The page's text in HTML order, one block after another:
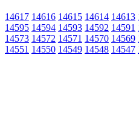
14617 14616 14615 14614 14613
14595 14594 14593 14592 14591
14573 14572 14571 14570 14569
14551 14550 14549 14548 14547